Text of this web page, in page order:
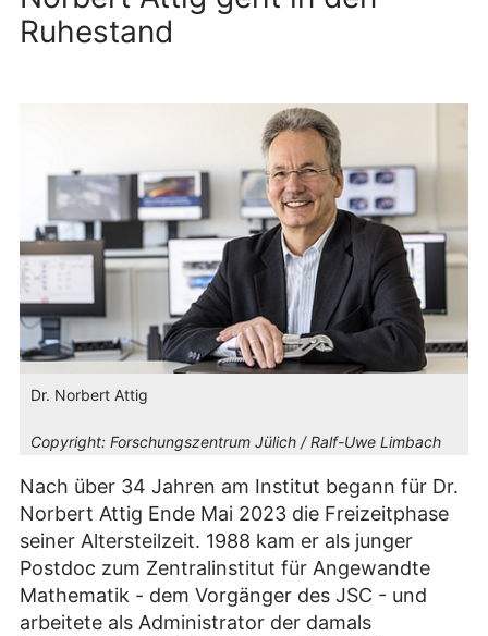
Ruhestand
Dr. Norbert Attig
Copyright: Forschungszentrum Jülich / Ralf-Uwe Limbach
Nach über 34 Jahren am Institut begann für Dr.
Norbert Attig Ende Mai 2023 die Freizeitphase
seiner Altersteilzeit. 1988 kam er als junger
Postdoc zum Zentralinstitut für Angewandte
Mathematik - dem Vorgänger des JSC - und
arbeitete als Administrator der damals